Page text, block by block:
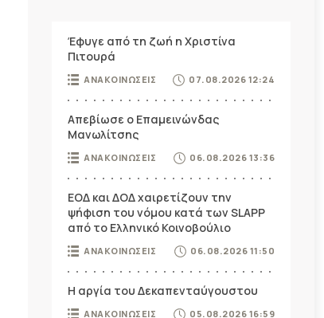
Έφυγε από τη ζωή η Χριστίνα
Πιτουρά
ΑΝΑΚΟΙΝΩΣΕΙΣ 07.08.2026 12:24
Απεβίωσε ο Επαμεινώνδας
Μανωλίτσης
ΑΝΑΚΟΙΝΩΣΕΙΣ 06.08.2026 13:36
ΕΟΔ και ΔΟΔ χαιρετίζουν την
ψήφιση του νόμου κατά των SLAPP
από το Ελληνικό Κοινοβούλιο
ΑΝΑΚΟΙΝΩΣΕΙΣ 06.08.2026 11:50
Η αργία του Δεκαπενταύγουστου
ΑΝΑΚΟΙΝΩΣΕΙΣ 05.08.2026 16:59